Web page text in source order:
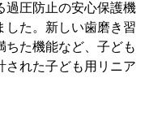
過圧防止の安心保護機
した。新しい歯磨き習
ちた機能など、子ども
された子ども用リニア